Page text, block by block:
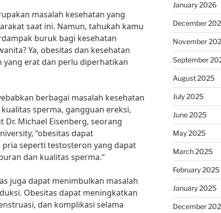
masalah kesehatan yang
saat ini. Namun, tahukah kamu
buruk bagi kesehatan
Ya, obesitas dan kesehatan
erat dan perlu diperhatikan
berbagai masalah kesehatan
sperma, gangguan ereksi,
Michael Eisenberg, seorang
“obesitas dapat
seperti testosteron yang dapat
dan kualitas sperma.”
juga dapat menimbulkan masalah
Obesitas dapat meningkatkan
dan komplikasi selama
January 2026
December
November
September
August 2025
July 2025
June 2025
May 2025
March 2025
February 2025
January 2025
December